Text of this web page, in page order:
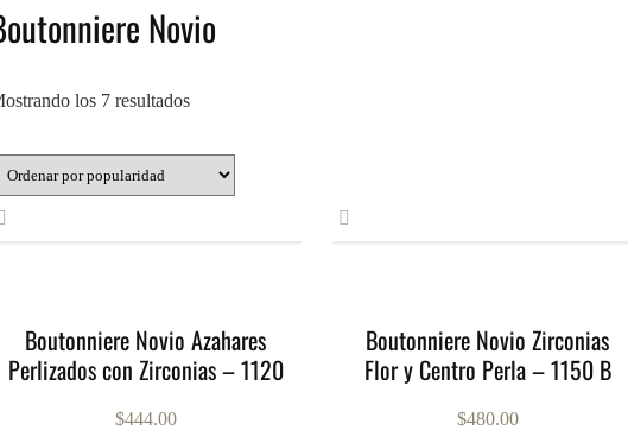
Novio
los 7 resultadosOrdenado
Boutonniere Novio Azahares
Perlizados con Zirconias – 1120
$444.00
Boutonniere Novio Zirconias
Flor y Centro Perla – 1150 B
$480.00